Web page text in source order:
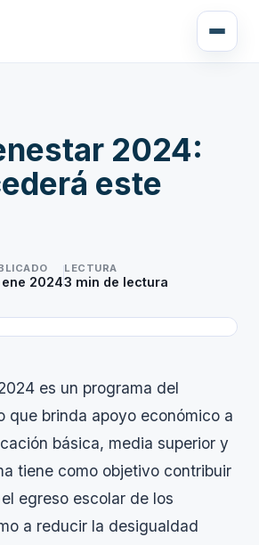
2024:
este
ene 2024
LECTURA
3 min de lectura
es un programa del
que brinda apoyo económico a
básica, media superior y
tiene como objetivo contribuir
egreso escolar de los
a reducir la desigualdad